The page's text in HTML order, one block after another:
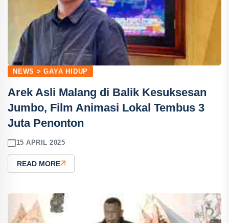
NEWS > GAYA HIDUP
Arek Asli Malang di Balik Kesuksesan
Jumbo, Film Animasi Lokal Tembus 3
Juta Penonton
15 APRIL 2025
READ MORE